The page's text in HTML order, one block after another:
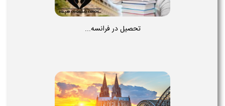
تحصیل در فرانسه...